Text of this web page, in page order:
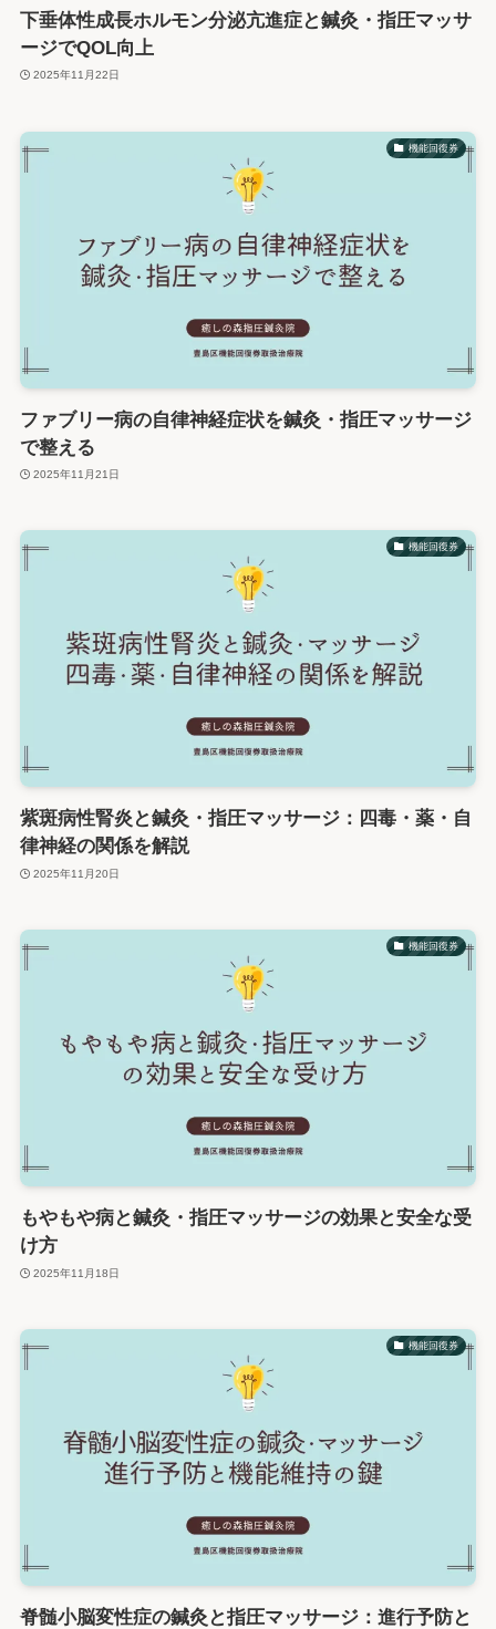
下垂体性成長ホルモン分泌亢進症と鍼灸・指圧マッサ
ージでQOL向上
2025年11月22日
機能回復券
ファブリー病の自律神経症状を鍼灸・指圧マッサージ
で整える
2025年11月21日
機能回復券
紫斑病性腎炎と鍼灸・指圧マッサージ：四毒・薬・自
律神経の関係を解説
2025年11月20日
機能回復券
もやもや病と鍼灸・指圧マッサージの効果と安全な受
け方
2025年11月18日
機能回復券
脊髄小脳変性症の鍼灸と指圧マッサージ：進行予防と